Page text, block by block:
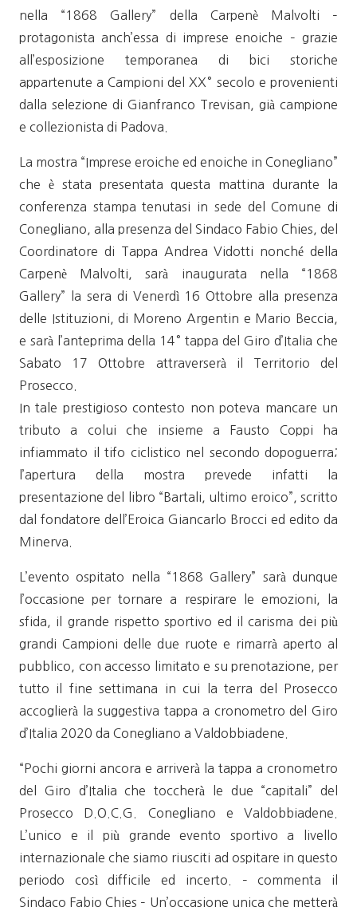
nella “1868 Gallery” della Carpenè Malvolti –
protagonista anch’essa di imprese enoiche – grazie
all’esposizione temporanea di bici storiche
appartenute a Campioni del XX° secolo e provenienti
dalla selezione di Gianfranco Trevisan, già campione
e collezionista di Padova.
La mostra “Imprese eroiche ed enoiche in Conegliano”
che è stata presentata questa mattina durante la
conferenza stampa tenutasi in sede del Comune di
Conegliano, alla presenza del Sindaco Fabio Chies, del
Coordinatore di Tappa Andrea Vidotti nonché della
Carpenè Malvolti, sarà inaugurata nella “1868
Gallery” la sera di Venerdì 16 Ottobre alla presenza
delle Istituzioni, di Moreno Argentin e Mario Beccia,
e sarà l’anteprima della 14° tappa del Giro d’Italia che
Sabato 17 Ottobre attraverserà il Territorio del
Prosecco.
In tale prestigioso contesto non poteva mancare un
tributo a colui che insieme a Fausto Coppi ha
infiammato il tifo ciclistico nel secondo dopoguerra;
l’apertura della mostra prevede infatti la
presentazione del libro “Bartali, ultimo eroico”, scritto
dal fondatore dell’Eroica Giancarlo Brocci ed edito da
Minerva.
L’evento ospitato nella “1868 Gallery” sarà dunque
l’occasione per tornare a respirare le emozioni, la
sfida, il grande rispetto sportivo ed il carisma dei più
grandi Campioni delle due ruote e rimarrà aperto al
pubblico, con accesso limitato e su prenotazione, per
tutto il fine settimana in cui la terra del Prosecco
accoglierà la suggestiva tappa a cronometro del Giro
d’Italia 2020 da Conegliano a Valdobbiadene.
“Pochi giorni ancora e arriverà la tappa a cronometro
del Giro d’Italia che toccherà le due “capitali” del
Prosecco D.O.C.G. Conegliano e Valdobbiadene.
L’unico e il più grande evento sportivo a livello
internazionale che siamo riusciti ad ospitare in questo
periodo così difficile ed incerto. – commenta il
Sindaco Fabio Chies – Un’occasione unica che metterà